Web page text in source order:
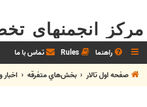
مرکز انجمنهای
راهنما Rules تماس با ما
صفحه اول تالار
بخش‌‌هاي متفرقه